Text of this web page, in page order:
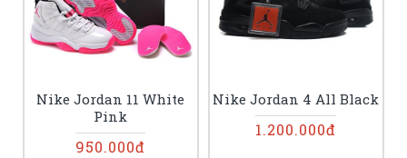
Nike Jordan 11 White
Pink
950.000đ
Nike Jordan 4 All Black
1.200.000đ